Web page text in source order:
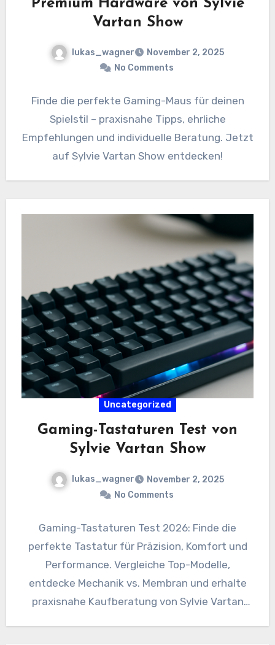
Premium Hardware von Sylvie
Vartan Show
lukas_wagner
November 2, 2025
No Comments
Finde die perfekte Gaming-Maus für deinen
Spielstil – praxisnahe Tipps, ehrliche
Empfehlungen und individuelle Beratung. Jetzt
auf Sylvie Vartan Show entdecken!
Uncategorized
Gaming-Tastaturen Test von
Sylvie Vartan Show
lukas_wagner
November 2, 2025
No Comments
Gaming-Tastaturen Test 2026: Finde die
perfekte Tastatur für Präzision, Komfort und
Performance. Vergleiche Top-Modelle,
entdecke Mechanik vs. Membran und erhalte
praxisnahe Kaufberatung von Sylvie Vartan